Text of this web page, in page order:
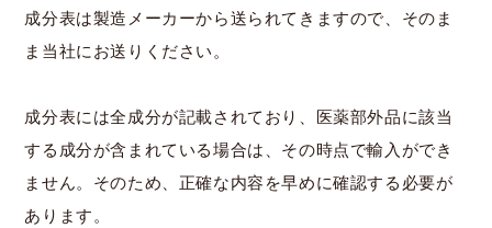
成分表は製造メーカーから送られてきますので、そのま
ま当社にお送りください。
成分表には全成分が記載されており、医薬部外品に該当
する成分が含まれている場合は、その時点で輸入ができ
ません。そのため、正確な内容を早めに確認する必要が
あります。